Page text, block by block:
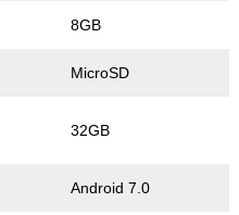
8GB
MicroSD
32GB
Android 7.0